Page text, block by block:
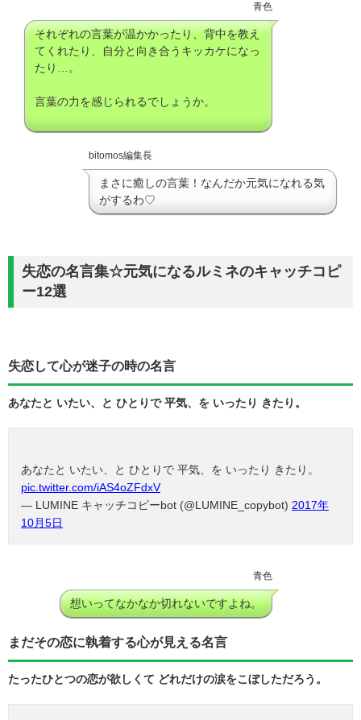
青色
それぞれの言葉が温かかったり、背中を教え
てくれたり、自分と向き合うキッカケになっ
たり…。
言葉の力を感じられるでしょうか。
bitomos編集長
まさに癒しの言葉！なんだか元気になれる気
がするわ♡
失恋の名言集☆元気になるルミネのキャッチコピ
ー12選
失恋して心が迷子の時の名言
あなたと いたい、と ひとりで 平気、を いったり きたり。
あなたと いたい、と ひとりで 平気、を いったり きたり。
pic.twitter.com/iAS4oZFdxV
— LUMINE キャッチコピーbot (@LUMINE_copybot) 2017年
10月5日
青色
想いってなかなか切れないですよね。
まだその恋に執着する心が見える名言
たったひとつの恋が欲しくて どれだけの涙をこぼしただろう。